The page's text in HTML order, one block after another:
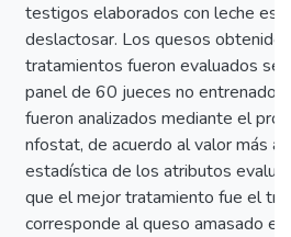
testigos elaborados con leche
deslactosar. Los quesos
tratamientos fueron evaluados
panel de 60 jueces no
fueron analizados mediante el
nfostat, de acuerdo al valor más
estadística de los atributos
que el mejor tratamiento fue el
corresponde al queso amasado